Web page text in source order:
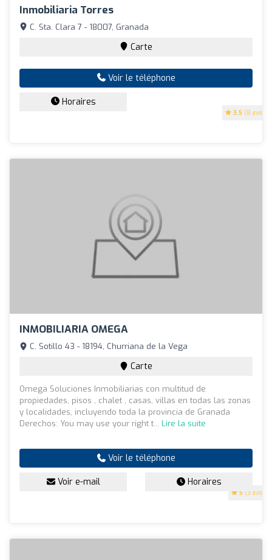
Inmobiliaria Torres
3.5 (8 avis)
C. Sta. Clara 7 - 18007, Granada
Carte
Voir le téléphone
Horaires
INMOBILIARIA OMEGA
5 (3 avis)
C. Sotillo 43 - 18194, Churriana de la Vega
Carte
Omega Soluciones Inmobiliarias con multitud de
propiedades, pisos , chalet , casas, villas en todas las zonas
y localidades, incluyendo toda la provincia de Granada
Derechos: You may use your right t... Lire la suite
Voir le téléphone
Voir e-mail Horaires